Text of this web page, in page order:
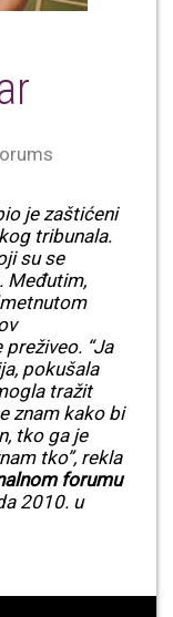
je zaštićeni
tribunala.
su se
Međutim,
“Ja
pokušala
tražit
znam kako bi
tko ga je
tko”, rekla
forumu
2010. u